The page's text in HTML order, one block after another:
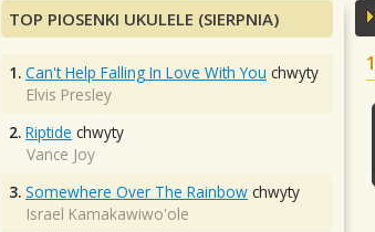
TOP PIOSENKI UKULELE (SIERPNIA)
1. Can't Help Falling In Love With You chwyty
Elvis Presley
2. Riptide chwyty
Vance Joy
3. Somewhere Over The Rainbow chwyty
Israel Kamakawiwo'ole